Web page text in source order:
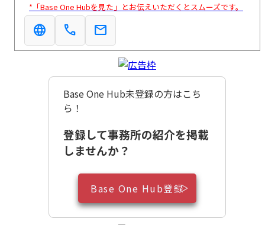
*「Base One Hubを見た」とお伝えいただくとスムーズです。
language call mail
Base One Hub未登録の方はこち
ら！
登録して事務所の紹介を掲載
しませんか？
Base One Hub登録